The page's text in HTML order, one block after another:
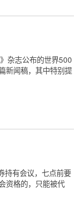
杂志公布的世界500
新闻稿，其中特别提
持有会议，七点前要
资格的，只能被代